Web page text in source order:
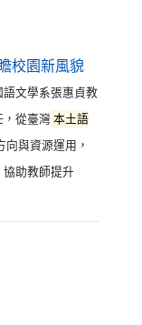
校園新風貌
文學系張惠貞教
，從臺灣 本土語
與資源運用，
協助教師提升